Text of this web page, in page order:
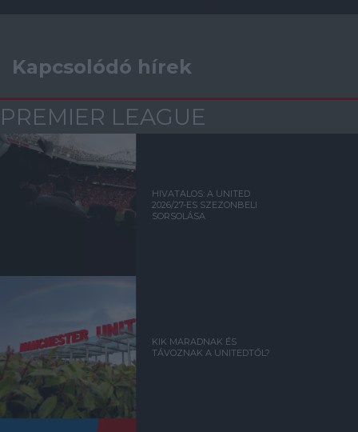
Kapcsolódó hírek
PREMIER LEAGUE
HIVATALOS: A UNITED
2026/27-ES SZEZONBELI
SORSOLÁSA
KIK MARADNAK ÉS
TÁVOZNAK A UNITEDTŐL?